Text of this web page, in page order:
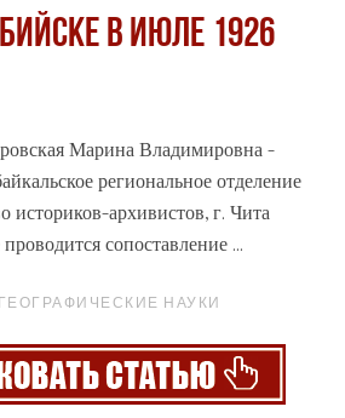
В ИЮЛЕ 1926
Марина Владимировна -
региональное отделение
историков-архивистов, г. Чита
сопоставление ...
НАУКИ